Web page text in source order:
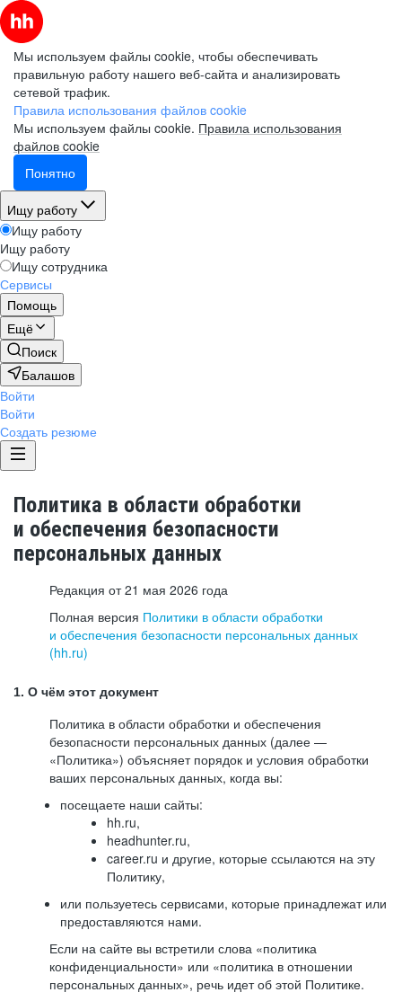
Мы используем файлы cookie, чтобы обеспечивать
правильную работу нашего веб-сайта и анализировать
сетевой трафик.
Правила использования файлов cookie
Мы используем файлы cookie. Правила использования
файлов cookie
Понятно
Ищу работу
Ищу работу
Ищу работу
Ищу сотрудника
Сервисы
Помощь
Ещё
Поиск
Балашов
Войти
Войти
Создать резюме
Политика в области обработки
и обеспечения безопасности
персональных данных
Редакция от 21 мая 2026 года
Полная версия Политики в области обработки
и обеспечения безопасности персональных данных
(hh.ru)
1. О чём этот документ
Политика в области обработки и обеспечения
безопасности персональных данных (далее —
«Политика») объясняет порядок и условия обработки
ваших персональных данных, когда вы:
посещаете наши сайты:
hh.ru,
headhunter.ru,
career.ru и другие, которые ссылаются на эту
Политику,
или пользуетесь сервисами, которые принадлежат или
предоставляются нами.
Если на сайте вы встретили слова «политика
конфиденциальности» или «политика в отношении
персональных данных», речь идет об этой Политике.